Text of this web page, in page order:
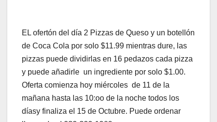
EL ofertón del día 2 Pizzas de Queso y un botellón
de Coca Cola por solo $11.99 mientras dure, las
pizzas puede dividirlas en 16 pedazos cada pizza
y puede añadirle un ingrediente por solo $1.00.
Oferta comienza hoy miércoles de 11 de la
mañana hasta las 10:oo de la noche todos los
díasy finaliza el 15 de Octubre. Puede ordenar